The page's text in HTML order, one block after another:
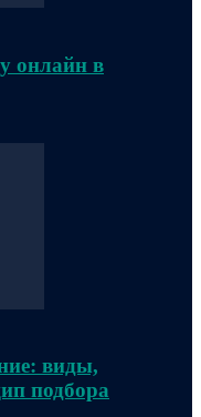
онлайн в
виды,
подбора